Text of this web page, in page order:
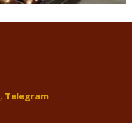
, Telegram